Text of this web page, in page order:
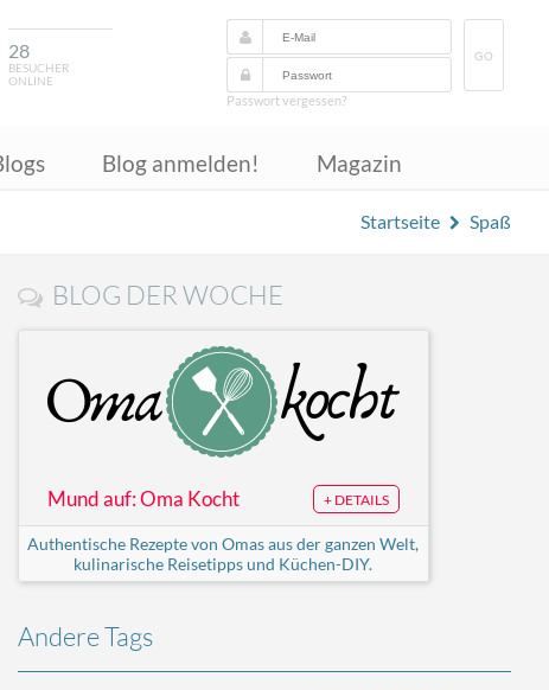
28
BESUCHER
ONLINE
GO
Passwort vergessen?
Blog anmelden! Magazin
Startseite Spaß
BLOG DER WOCHE
Mund auf: Oma Kocht + DETAILS
Authentische Rezepte von Omas aus der ganzen Welt,
kulinarische Reisetipps und Küchen-DIY.
Andere Tags